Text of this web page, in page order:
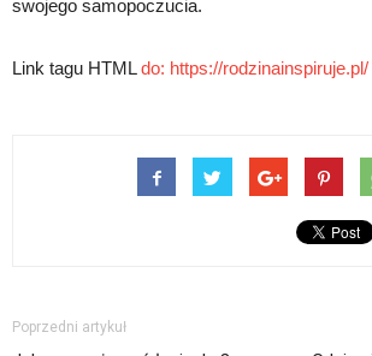
swojego samopoczucia.
Link tagu HTMLdo: https://rodzinainspiruje.pl/
Poprzedni artykuł